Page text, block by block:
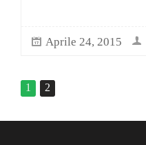
Aprile 24, 2015
1 2